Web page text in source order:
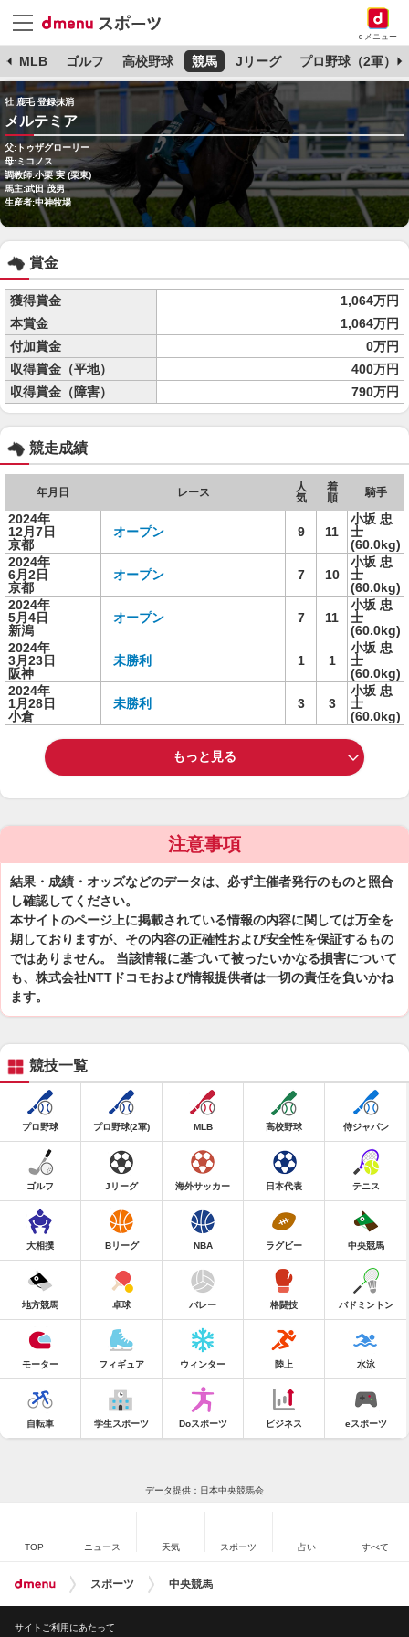
dメニュー
MLB ゴルフ 高校野球 競馬 Jリーグ プロ野球（2軍）
牡 鹿毛 登録抹消
メルテミア
父:トゥザグローリー
母:ミコノス
調教師:小栗 実 (栗東)
馬主:武田 茂男
生産者:中神牧場
賞金
獲得賞金
1,064万円
本賞金
1,064万円
付加賞金
0万円
収得賞金（平地）
400万円
収得賞金（障害）
790万円
競走成績
年月日 レース
人
気
着
順
騎手
2024年
12月7日
京都
オープン 9 11
小坂 忠
士
(60.0kg)
2024年
6月2日
京都
オープン 7 10
小坂 忠
士
(60.0kg)
2024年
5月4日
新潟
オープン 7 11
小坂 忠
士
(60.0kg)
2024年
3月23日
阪神
未勝利 1 1
小坂 忠
士
(60.0kg)
2024年
1月28日
小倉
未勝利 3 3
小坂 忠
士
(60.0kg)
もっと見る
注意事項
結果・成績・オッズなどのデータは、必ず主催者発行のものと照合
し確認してください。
本サイトのページ上に掲載されている情報の内容に関しては万全を
期しておりますが、その内容の正確性および安全性を保証するもの
ではありません。 当該情報に基づいて被ったいかなる損害について
も、株式会社NTTドコモおよび情報提供者は一切の責任を負いかね
ます。
競技一覧
プロ野球 プロ野球(2軍) MLB 高校野球 侍ジャパン
ゴルフ Jリーグ 海外サッカー 日本代表 テニス
大相撲 Bリーグ NBA ラグビー 中央競馬
地方競馬 卓球 バレー 格闘技 バドミントン
モーター フィギュア ウィンター 陸上 水泳
自転車 学生スポーツ Doスポーツ ビジネス eスポーツ
データ提供：日本中央競馬会
TOP ニュース 天気 スポーツ 占い すべて
スポーツ 中央競馬
サイトご利用にあたって